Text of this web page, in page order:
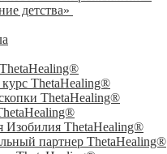
детства»
ThetaHealing®
ThetaHealing®
Изобилия ThetaHealing®
партнер ThetaHealing®